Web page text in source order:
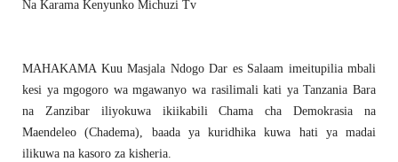
Na Karama Kenyunko Michuzi Tv
MAHAKAMA Kuu Masjala Ndogo Dar es Salaam imeitupilia mbali
kesi ya mgogoro wa mgawanyo wa rasilimali kati ya Tanzania Bara
na Zanzibar iliyokuwa ikiikabili Chama cha Demokrasia na
Maendeleo (Chadema), baada ya kuridhika kuwa hati ya madai
ilikuwa na kasoro za kisheria.